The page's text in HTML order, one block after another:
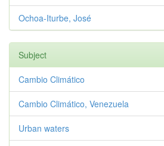
Ochoa-Iturbe, José
Subject
Cambio Climático
Cambio Climático, Venezuela
Urban waters